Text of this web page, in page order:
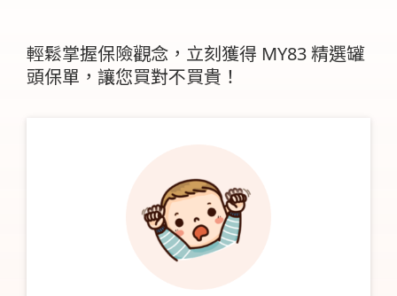
輕鬆掌握保險觀念，立刻獲得 MY83 精選罐
頭保單，讓您買對不買貴！